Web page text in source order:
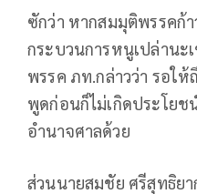
ซักว่า หากสมมุติพรรคก้
กระบวนการหนูเปล่านะ
พรรค ภท.กล่าวว่า รอให้
พูดก่อนก็ไม่เกิดประโยช
อำนาจศาลด้วย
ส่วนนายสมชัย ศรีสุทธิย